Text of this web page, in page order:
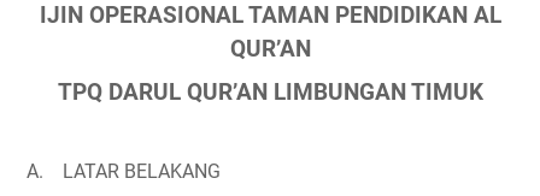
IJIN OPERASIONAL TAMAN PENDIDIKAN AL
QUR’AN
TPQ DARUL QUR’AN LIMBUNGAN TIMUK
A.
LATAR BELAKANG